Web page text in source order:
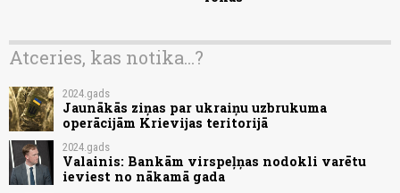
Atceries, kas notika...?
2024.gads
Jaunākās ziņas par ukraiņu uzbrukuma
operācijām Krievijas teritorijā
2024.gads
Valainis: Bankām virspeļņas nodokli varētu
ieviest no nākamā gada